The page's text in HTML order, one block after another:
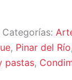
Categorías:
, Pinar del Río,
pastas,